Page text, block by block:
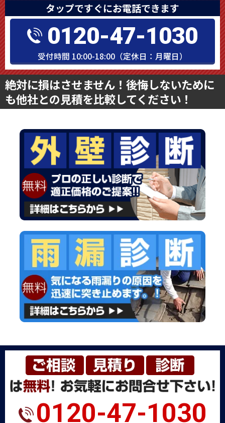
タップですぐにお電話できます
0120-47-1030
受付時間 10:00-18:00（定休日：月曜日）
絶対に損はさせません！後悔しないために
も他社との見積を比較してください！
0120-47-1030